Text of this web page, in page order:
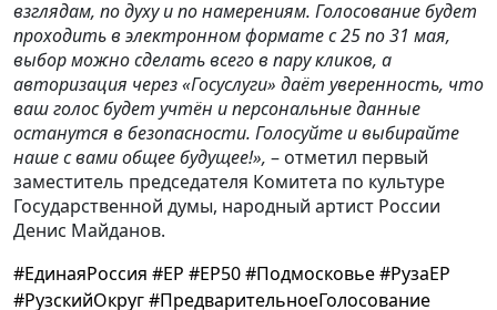
взглядам, по духу и по намерениям. Голосование будет
проходить в электронном формате с 25 по 31 мая,
выбор можно сделать всего в пару кликов, а
авторизация через «Госуслуги» даёт уверенность, что
ваш голос будет учтён и персональные данные
останутся в безопасности. Голосуйте и выбирайте
наше с вами общее будущее!», – отметил первый
заместитель председателя Комитета по культуре
Государственной думы, народный артист России
Денис Майданов.
#ЕдинаяРоссия #ЕР #ЕР50 #Подмосковье #РузаЕР
#РузскийОкруг #ПредварительноеГолосование